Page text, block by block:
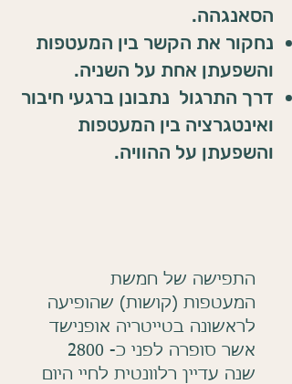
הסאנגהה.
נחקור את הקשר בין המעטפות
והשפעתן אחת על השניה.
דרך התרגול נתבונן ברגעי חיבור
ואינטגרציה בין המעטפות
והשפעתן על ההוויה.
התפישה של חמשת
המעטפות (קושות) שהופיעה
לראשונה בטייטריה אופנישד
אשר סופרה לפני כ- 2800
שנה עדיין רלוונטית לחיי היום